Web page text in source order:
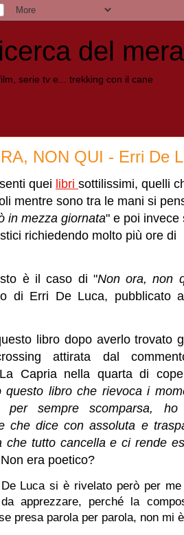
del
serie tv e... trekking con il cane
NON QUI - Erri De
quei libri sottilissimi, quelli
mentre sono tra le mani si
in mezza giornata" e poi invece
richiedendo molto più ore di
è il caso di "Non ora, non
di Erri De Luca, pubblicato
libro dopo averlo trovato
attirata dal
Capria nella quarta di
questo libro che rievoca i
sempre scomparsa, ho
che dice con assoluta e
che tutto cancella e ci rende
era poetico?
Luca si è rivelato però per
apprezzare, perché la
presa parola per parola, non mi